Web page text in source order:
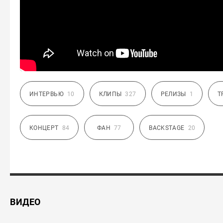
ИНТЕРВЬЮ 10 КЛИПЫ 327 РЕЛИЗЫ 1
КОНЦЕРТ 84 ФАН 77 BACKSTAGE 20
ВИДЕО